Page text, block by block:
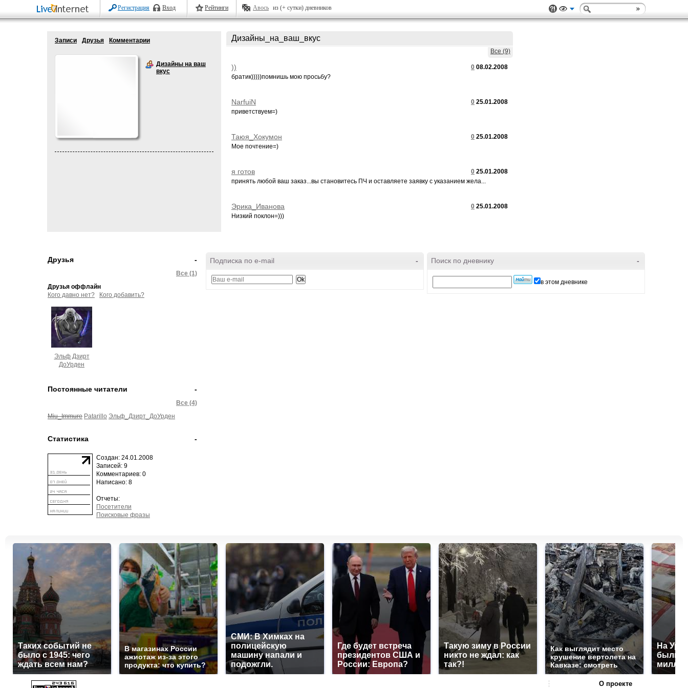
Регистрация Вход Рейтинги Авось из (+ сутки) дневников
Записи Друзья Комментарии
Дизайны на ваш
вкус
Дизайны_на_ваш_вкус
Все (9)
0 08.02.2008
))
братик)))))помнишь мою просьбу?
0 25.01.2008
NarfuiN
приветствуем=)
0 25.01.2008
Таюя_Хокумон
Мое почтение=)
0 25.01.2008
я готов
принять любой ваш заказ...вы становитесь ПЧ и оставляете заявку с указанием жела...
0 25.01.2008
Эрика_Иванова
Низкий поклон=)))
-
Друзья
Все (1)
Друзья оффлайн
Кого давно нет?
Кого добавить?
Эльф Дзирт
ДоУрден
-
Постоянные читатели
Все (4)
Miu_Immure Patarillo Эльф_Дзирт_ДоУрден
-
Статистика
Создан: 24.01.2008
Записей: 9
Комментариев: 0
Написано: 8
Отчеты:
Посетители
Поисковые фразы
-
Подписка по e-mail -
Поиск по дневнику
в этом дневнике
Таких событий не
было с 1945: чего
ждать всем нам?
В магазинах России
ажиотаж из-за этого
продукта: что купить?
СМИ: В Химках на
полицейскую
машину напали и
подожгли.
Где будет встреча
президентов США и
России: Европа?
Такую зиму в России
никто не ждал: как
так?!
Как выглядит место
крушение вертолета на
Кавказе: смотреть
На
были
О проекте